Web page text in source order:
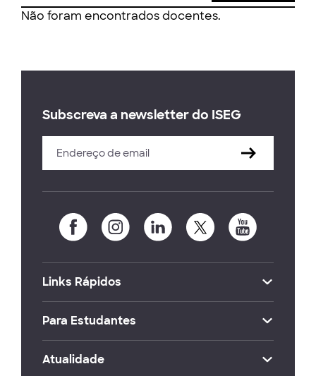
Não foram encontrados docentes.
Subscreva a newsletter do ISEG
Links Rápidos
Para Estudantes
Atualidade